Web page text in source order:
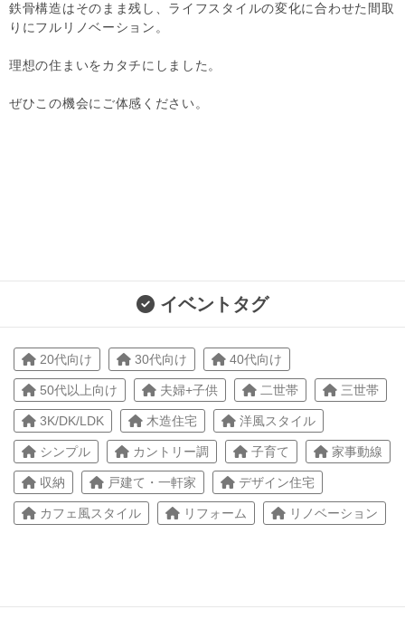
鉄骨構造はそのまま残し、ライフスタイルの変化に合わせた間取
りにフルリノベーション。
理想の住まいをカタチにしました。
ぜひこの機会にご体感ください。
イベントタグ
20代向け 30代向け 40代向け
50代以上向け 夫婦+子供 二世帯 三世帯
3K/DK/LDK 木造住宅 洋風スタイル
シンプル カントリー調 子育て 家事動線
収納 戸建て・一軒家 デザイン住宅
カフェ風スタイル リフォーム リノベーション